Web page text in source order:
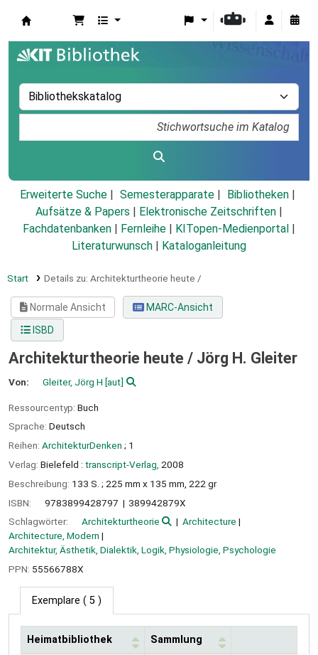
Erweiterte Suche Semesterapparate
Bibliotheken
Aufsätze & Papers
Elektronische Zeitschriften
Fachdatenbanken
Fernleihe KITopen-Medienportal
Literaturwunsch
Kataloganleitung
Start Details zu: Architekturtheorie heute /
Normale Ansicht
MARC-Ansicht
ISBD
Architekturtheorie heute / Jörg H. Gleiter
Von: Gleiter, Jörg H [aut]
Ressourcentyp: Buch
Sprache: Deutsch
Reihen: ArchitekturDenken ; 1
Verlag: Bielefeld : transcript-Verlag, 2008
Beschreibung: 133 S. ; 225 mm x 135 mm, 222 gr
ISBN:
9783899428797
389942879X
Schlagwörter:
Architekturtheorie
Architecture
Architecture, Modern
Architektur, Ästhetik, Dialektik, Logik, Physiologie, Psychologie
PPN: 55566788X
Exemplare ( 5 )
Heimatbibliothek Sammlung